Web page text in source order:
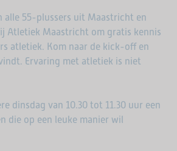
alle 55-plussers uit Maastricht en
Atletiek Maastricht om gratis kennis
atletiek. Kom naar de kick-off en
Ervaring met atletiek is niet
dinsdag van 10.30 tot 11.30 uur een
die op een leuke manier wil